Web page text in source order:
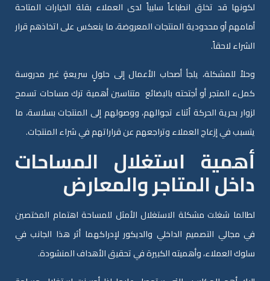
لكونها قد تخلق انطباعاً سلبياً لدى العملاء بقلة الخيارات المتاحة
أمامهم أو محدودية المنتجات المعروضة، ما ينعكس على اتخاذهم قرار
الشراء لاحقاً.
وحلاً للمشكلة، يلجأ أصحاب الأعمال إلى حلولٍ سريعةٍ غير مدروسة
كملء المتجر أو أجتحته بالبضائع متناسين أهمية ترك مساحات تسمح
لزوار بحرية الحركة أثناء تجوالهم، ووصولهم إلى المنتجات بسلاسة، ما
يتسبب في إزعاج العملاء وتراجعهم عن قراراتهم في شراء المنتجات.
أهمية استغلال المساحات
داخل المتاجر والمعارض
لطالما شغلت مشكلة الاستغلال الأمثل للمساحة اهتمام المختصين
في مجالي التصميم الداخلي والديكور لإدراكهما أثر هذا الجانب في
سلوك العملاء، وأهميته الكبيرة في تحقيق الأهداف المنشودة.